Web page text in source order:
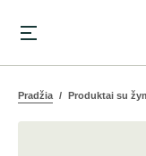
Pradžia Produktai su